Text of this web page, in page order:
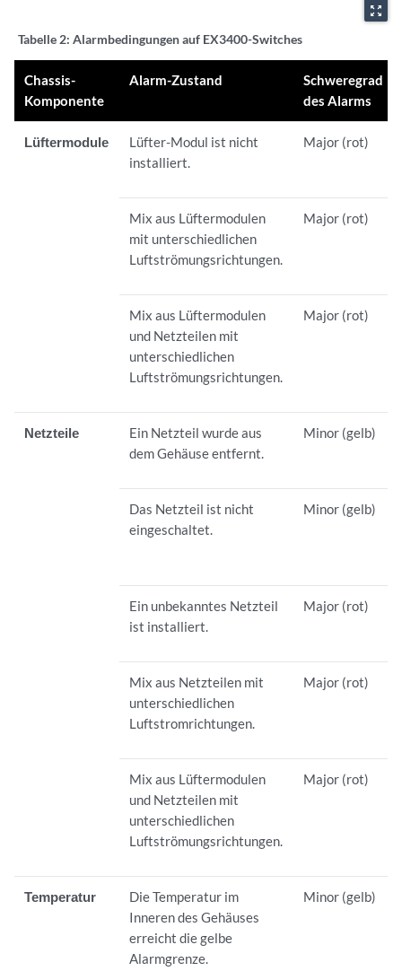
zoom_out_map
Tabelle 2: Alarmbedingungen auf EX3400-Switches
Chassis-
Komponente
Alarm-Zustand
Schweregrad
des Alarms
Lüftermodule
Lüfter-Modul ist nicht
installiert.
Major (rot)
Mix aus Lüftermodulen
mit unterschiedlichen
Luftströmungsrichtungen.
Major (rot)
Mix aus Lüftermodulen
und Netzteilen mit
unterschiedlichen
Luftströmungsrichtungen.
Major (rot)
Netzteile
Ein Netzteil wurde aus
dem Gehäuse entfernt.
Minor (gelb)
Das Netzteil ist nicht
eingeschaltet.
Minor (gelb)
Ein unbekanntes Netzteil
ist installiert.
Major (rot)
Mix aus Netzteilen mit
unterschiedlichen
Luftstromrichtungen.
Major (rot)
Mix aus Lüftermodulen
und Netzteilen mit
unterschiedlichen
Luftströmungsrichtungen.
Major (rot)
Temperatur
Die Temperatur im
Inneren des Gehäuses
erreicht die gelbe
Alarmgrenze.
Minor (gelb)